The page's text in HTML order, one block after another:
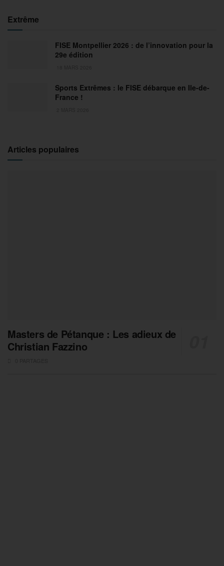
Extrême
FISE Montpellier 2026 : de l’innovation pour la
29e édition
Sports Extrêmes : le FISE débarque en Ile-de-
France !
Articles populaires
Masters de Pétanque : Les adieux de
Christian Fazzino